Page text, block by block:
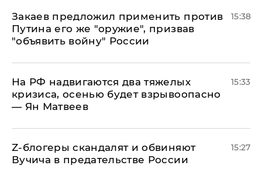
Закаев предложил применить против
Путина его же "оружие", призвав
"объявить войну" России
15:38
На РФ надвигаются два тяжелых
кризиса, осенью будет взрывоопасно
— Ян Матвеев
15:33
Z-блогеры скандалят и обвиняют
Вучича в предательстве России
15:27